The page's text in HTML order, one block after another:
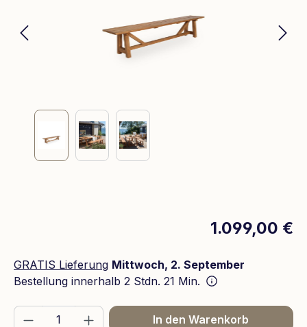
1.099,00 €
GRATIS Lieferung Mittwoch, 2. September
Bestellung innerhalb 2 Stdn. 21 Min.
Produkt Anzahl: Gib den gewünschten
In den Warenkorb